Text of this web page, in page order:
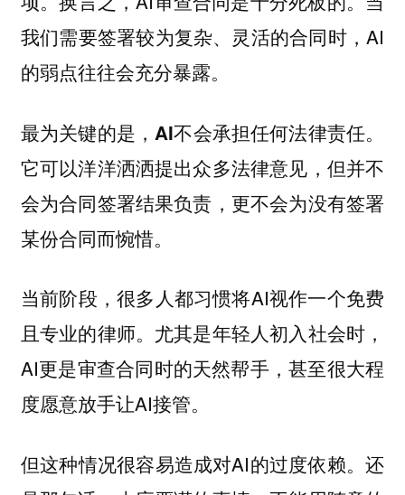
我们需要签署较为复杂、灵活的合同时，AI
的弱点往往会充分暴露。
最为关键的是，AI不会承担任何法律责任。
它可以洋洋洒洒提出众多法律意见，但并不
会为合同签署结果负责，更不会为没有签署
某份合同而惋惜。
当前阶段，很多人都习惯将AI视作一个免费
且专业的律师。尤其是年轻人初入社会时，
AI更是审查合同时的天然帮手，甚至很大程
度愿意放手让AI接管。
但这种情况很容易造成对AI的过度依赖。还